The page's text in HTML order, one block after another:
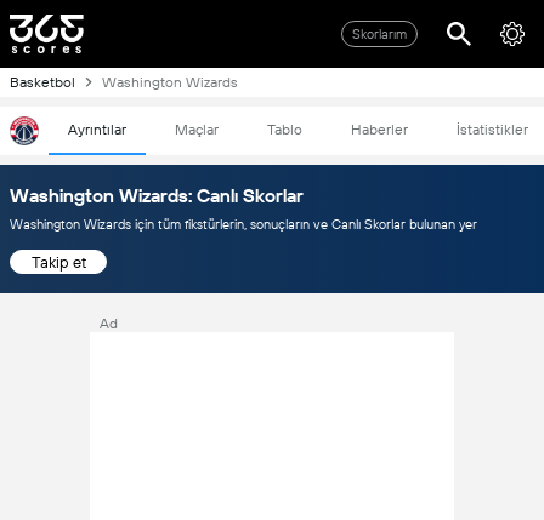
Skorlarım
Basketbol Washington Wizards
Ayrıntılar Maçlar Tablo Haberler İstatistikler
Washington Wizards: Canlı Skorlar
Washington Wizards için tüm fikstürlerin, sonuçların ve Canlı Skorlar bulunan yer
Takip et
Ad